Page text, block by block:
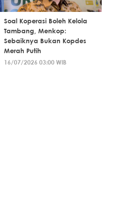
Soal Koperasi Boleh Kelola
Tambang, Menkop:
Sebaiknya Bukan Kopdes
Merah Putih
16/07/2026 03:00 WIB